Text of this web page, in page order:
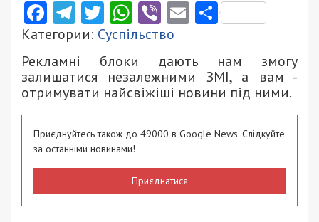
Facebook
Telegram
Twitter
WhatsApp
ViberEmail
Категории: Суспільство
Рекламні блоки дають нам змогу
залишатися незалежними ЗМІ, а вам -
отримувати найсвіжіші новини під ними.
Приєднуйтесь також до 49000 в Google News. Слідкуйте
за останніми новинами!
Приєднатися